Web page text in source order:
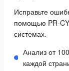
Исправьте
помощью PR-
системах.
Анализ от
каждой